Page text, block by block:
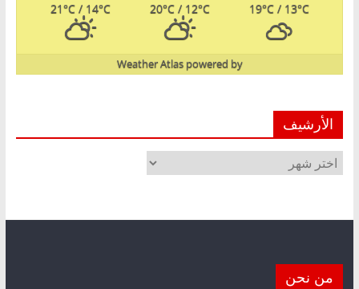
19°C/ 13°C
20°C / 12°C
21°C / 14°C
powered by
Weather Atlas
الأرشيف
الأرشيف
من نحن